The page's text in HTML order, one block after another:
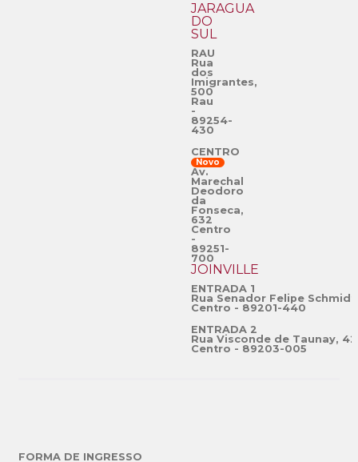
JARAGUÁ
DO
SUL
RAU
Rua
dos
Imigrantes,
500
Rau
-
89254-
430
CENTRO
Novo
Av.
Marechal
Deodoro
da
Fonseca,
632
Centro
-
89251-
700
JOINVILLE
ENTRADA 1
Rua Senador Felipe
Centro - 89201-440
ENTRADA 2
Rua Visconde de Taunay,
Centro - 89203-005
FORMA DE INGRESSO